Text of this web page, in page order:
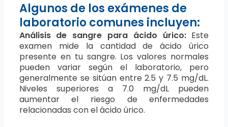
Algunos de los exámenes de
laboratorio comunes incluyen:
Análisis de sangre para ácido úrico:Este
examen mide la cantidad de ácido úrico
presente en tu sangre. Los valores normales
pueden variar según el laboratorio, pero
generalmente se sitúan entre 2.5 y 7.5 mg/dL.
Niveles superiores a 7.0 mg/dL pueden
aumentar el riesgo de enfermedades
relacionadas con el ácido úrico.